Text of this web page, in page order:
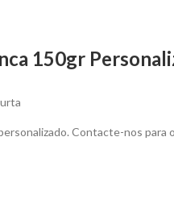
150gr
Contacte-nos para